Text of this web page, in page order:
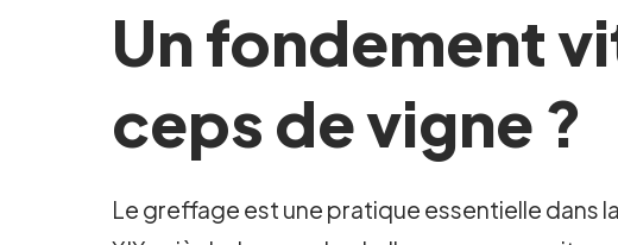
Un fondement
ceps de vigne ?
Le greffage est une pratique essentielle dans